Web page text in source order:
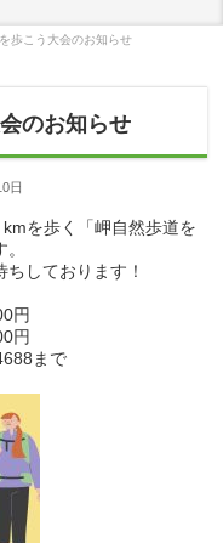
歩こう大会のお知らせ
のお知らせ
日
を歩く「岬自然歩道を
しております！
円
円
まで